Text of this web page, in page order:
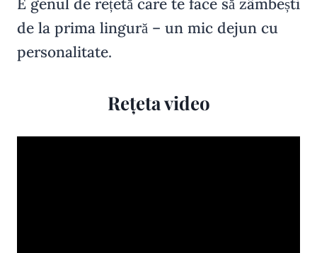
de la prima lingură – un mic dejun cu
personalitate.
Rețeta video